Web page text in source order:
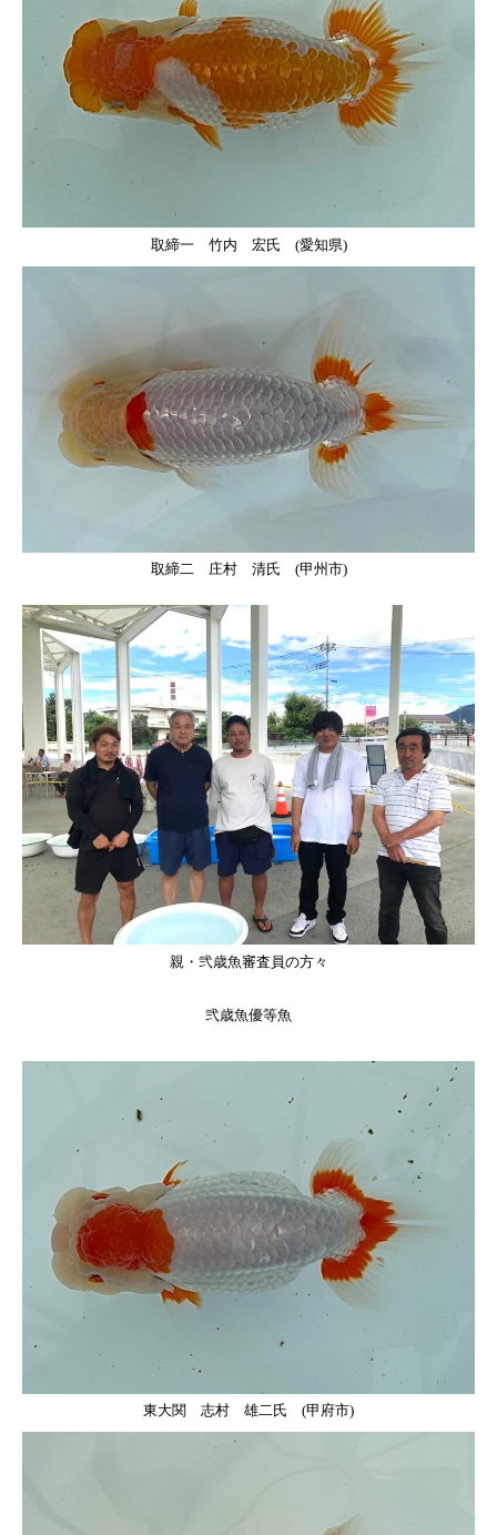
取締一 竹内 宏氏 (愛知県)
取締二 庄村 清氏 (甲州市)
親・弐歳魚審査員の方々
弐歳魚優等魚
東大関 志村 雄二氏 (甲府市)